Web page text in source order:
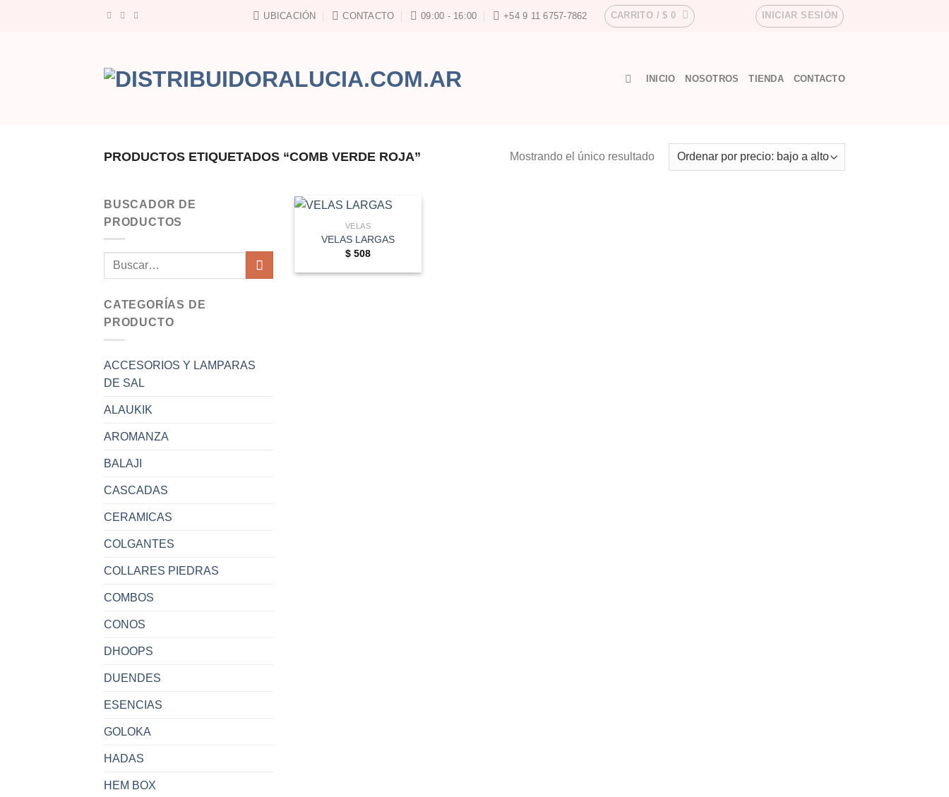
UBICACIÓN CONTACTO 09:00 - 16:00 +54 9 11 6757-7862 CARRITO /$ 0 INICIAR SESIÓN
INICIO NOSOTROS TIENDA CONTACTO
PRODUCTOS ETIQUETADOS “COMB VERDE ROJA” Mostrando el único resultado
BUSCADOR DE
PRODUCTOS
Buscar
CATEGORÍAS DE
PRODUCTO
ACCESORIOS Y LAMPARAS
DE SAL
ALAUKIK
AROMANZA
BALAJI
CASCADAS
CERAMICAS
COLGANTES
COLLARES PIEDRAS
COMBOS
CONOS
DHOOPS
DUENDES
ESENCIAS
GOLOKA
HADAS
HEM BOX
VELAS
VELAS LARGAS
$ 508